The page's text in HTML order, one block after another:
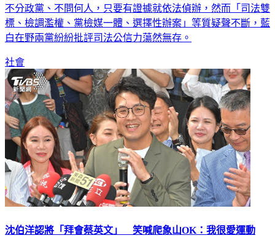
不分政黨、不問何人，只要有證據就依法偵辦，然而「司法雙
標、檢調濫權、黨檢媒一體、選擇性辦案」等質疑聲不斷，藍
白在野兩黨紛紛批評司法公信力蕩然無存。
社會
沈伯洋認將「拜會蔡英文」 笑喊爬象山OK：我很愛運動